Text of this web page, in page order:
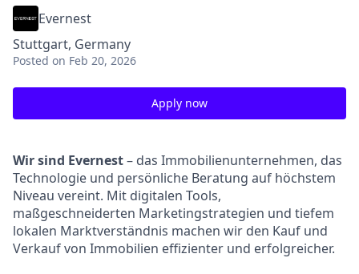
Evernest
Stuttgart, Germany
Posted on Feb 20, 2026
Apply now
Wir sind Evernest– das Immobilienunternehmen, das
Technologie und persönliche Beratung auf höchstem
Niveau vereint. Mit digitalen Tools,
maßgeschneiderten Marketingstrategien und tiefem
lokalen Marktverständnis machen wir den Kauf und
Verkauf von Immobilien effizienter und erfolgreicher.